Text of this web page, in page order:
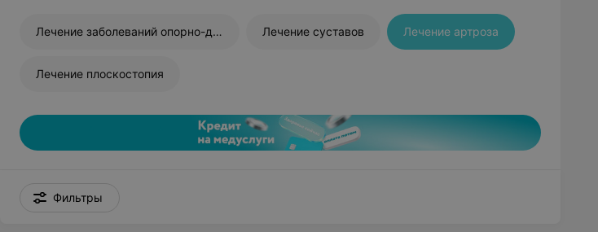
Лечение заболеваний опорно-двигательного аппарата Лечение суставов Лечение артроза
Лечение плоскостопия
Фильтры